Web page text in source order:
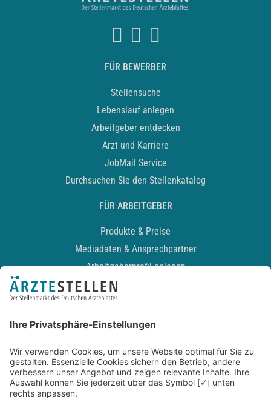
FÜR BEWERBER
Stellensuche
Lebenslauf anlegen
Arbeitgeber entdecken
Arzt und Karriere
JobMail Service
Durchsuchen Sie den Stellenkatalog
FÜR ARBEITGEBER
Produkte & Preise
Mediadaten & Ansprechpartner
Arbeitgeberprofil anlegen
Recruiting-Podcast
Kontakt
Datenschutz
Newsletter